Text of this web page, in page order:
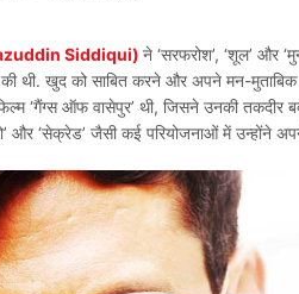
Siddiqui) ने ‘सरफरोश’, ‘शूल’ और
थी. खुद को साबित करने और अपने मन-मुताबिक
‘गैंग्स ऑफ वासेपुर’ थी, जिसने उनकी
और ‘सेक्रेड’ जैसी कई परियोजनाओं में उन्होंने